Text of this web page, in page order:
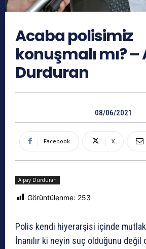
Acaba polisimiz
konuşmalı mı?
Durduran
08/06/2021
Facebook X
Alpay Durduran
Görüntülenme: 253
Polis kendi hiyerarşisi içinde
İnanılır ki neyin suç olduğunu